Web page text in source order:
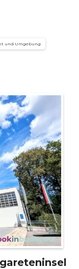
und Umgebung